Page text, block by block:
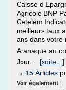
Caisse d
Agricole BNP
Cetelem
meilleurs taux
ans dans votre
Aranaque au
Jour... [suite...]
→ 15 Articles
Voir également :